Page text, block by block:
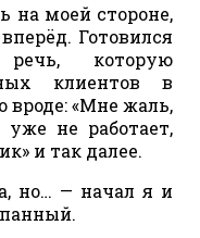
на моей стороне,
Готовился
которую
клиентов в
вроде: «Мне жаль,
не работает,
и так далее.
но… — начал я и